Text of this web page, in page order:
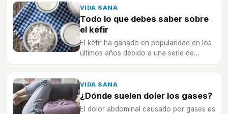
día.
VIDA SANA
Todo lo que debes saber sobre
el kéfir
El kéfir ha ganado en popularidad en los
últimos años debido a una serie de
VIDA SANA
¿Dónde suelen doler los gases?
El dolor abdominal causado por gases es